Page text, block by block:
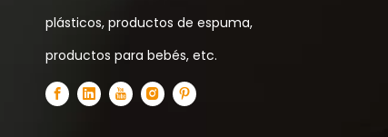
plásticos, productos de espuma,
productos para bebés, etc.